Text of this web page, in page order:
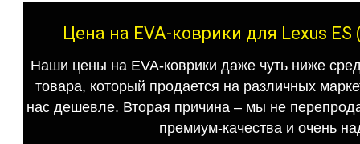
Цена на EVA-коврики для Lexus
Наши цены на EVA-коврики даже чуть ниже
товара, который продается на различных
нас дешевле. Вторая причина – мы не
премиум-качества и очень